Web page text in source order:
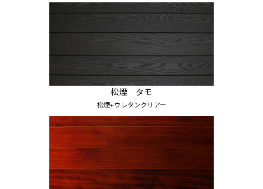
松煙 タモ
松煙+ウレタンクリアー